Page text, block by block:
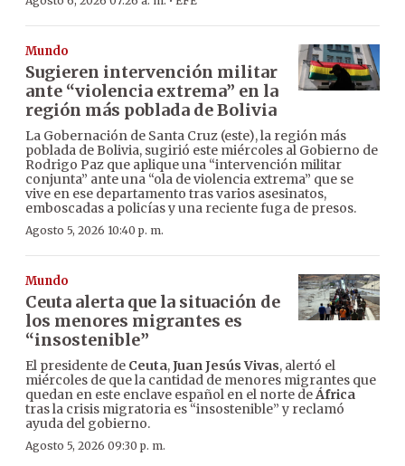
Mundo
Sugieren intervención militar
ante “violencia extrema” en la
región más poblada de Bolivia
La Gobernación de Santa Cruz (este), la región más
poblada de Bolivia, sugirió este miércoles al Gobierno de
Rodrigo Paz que aplique una “intervención militar
conjunta” ante una “ola de violencia extrema” que se
vive en ese departamento tras varios asesinatos,
emboscadas a policías y una reciente fuga de presos.
Agosto 5, 2026 10:40 p. m.
Mundo
Ceuta alerta que la situación de
los menores migrantes es
“insostenible”
El presidente de Ceuta,Juan Jesús Vivas, alertó el
miércoles de que la cantidad de menores migrantes que
quedan en este enclave español en el norte deÁfrica
tras la crisis migratoria es “insostenible” y reclamó
ayuda del gobierno.
Agosto 5, 2026 09:30 p. m.